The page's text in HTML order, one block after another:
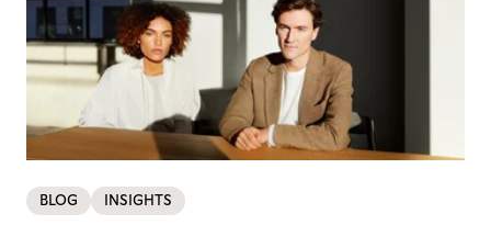
BLOG INSIGHTS